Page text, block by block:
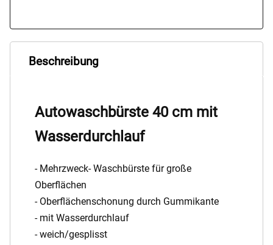
Beschreibung
Autowaschbürste 40 cm mit
Wasserdurchlauf
- Mehrzweck- Waschbürste für große
Oberflächen
- Oberflächenschonung durch Gummikante
- mit Wasserdurchlauf
- weich/gesplisst